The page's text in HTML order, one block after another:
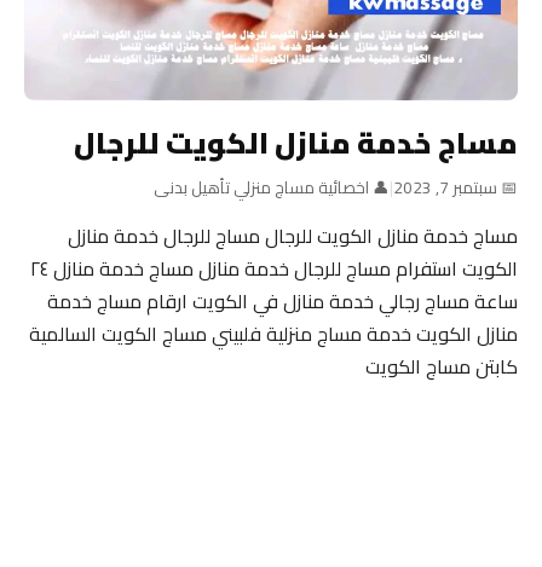
مساج خدمة منازل الكويت للرجال
📅 سبتمبر 7, 2023 |👤 اخصائية مساج منزلي تأهيل بدنى
مساج خدمة منازل الكويت للرجال مساج للرجال خدمة منازل
الكويت استفرام مساج للرجال خدمة منازل مساج خدمة منازل ٢٤
ساعة مساج رجالي خدمة منازل في الكويت ارقام مساج خدمة
منازل الكويت خدمة مساج منزلية فلبيني مساج الكويت السالمية
كابتن مساج الكويت